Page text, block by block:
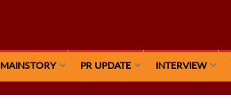
MAINSTORY PR UPDATE INTERVIEW